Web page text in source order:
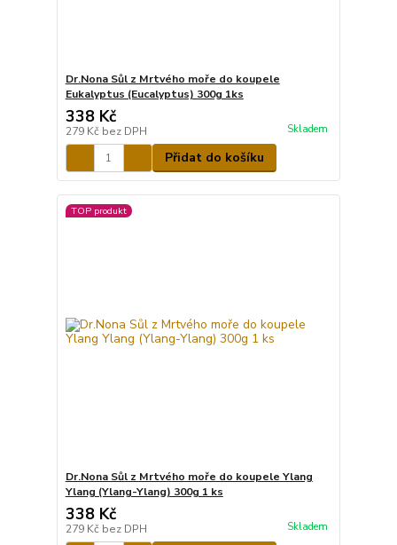
Dr.Nona Sůl z Mrtvého moře do koupele
Eukalyptus (Eucalyptus) 300g 1ks
338 Kč
279 Kč bez DPH Skladem
Přidat do košíku
TOP produkt
Dr.Nona Sůl z Mrtvého moře do koupele Ylang
Ylang (Ylang-Ylang) 300g 1 ks
338 Kč
279 Kč bez DPH Skladem